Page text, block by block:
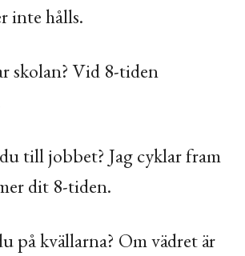
inte hålls.
skolan? Vid 8-tiden
till jobbet? Jag cyklar fram
dit 8-tiden.
på kvällarna? Om vädret är